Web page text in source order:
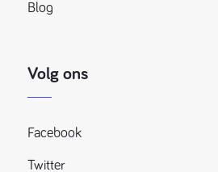
Blog
Volg ons
Facebook
Twitter